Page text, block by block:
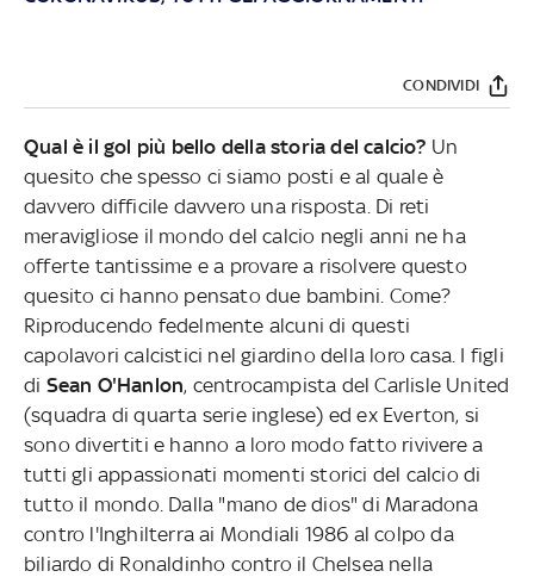
CONDIVIDI
Qual è il gol più bello della storia del calcio? Un
quesito che spesso ci siamo posti e al quale è
davvero difficile davvero una risposta. Di reti
meravigliose il mondo del calcio negli anni ne ha
offerte tantissime e a provare a risolvere questo
quesito ci hanno pensato due bambini. Come?
Riproducendo fedelmente alcuni di questi
capolavori calcistici nel giardino della loro casa. I figli
di Sean O'Hanlon, centrocampista del Carlisle United
(squadra di quarta serie inglese) ed ex Everton, si
sono divertiti e hanno a loro modo fatto rivivere a
tutti gli appassionati momenti storici del calcio di
tutto il mondo. Dalla "mano de dios" di Maradona
contro l'Inghilterra ai Mondiali 1986 al colpo da
biliardo di Ronaldinho contro il Chelsea nella